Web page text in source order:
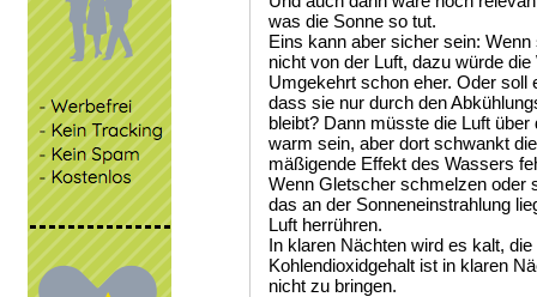
was die Sonne so tut.
Eins kann aber sicher sein:
nicht von der Luft, dazu würde
Umgekehrt schon eher. Oder
dass sie nur durch den
bleibt? Dann müsste die Luft
warm sein, aber dort schwankt
mäßigende Effekt des Wassers
Wenn Gletscher schmelzen oder
das an der Sonneneinstrahlung
Luft herrühren.
In klaren Nächten wird es kalt,
Kohlendioxidgehalt ist in klaren
nicht zu bringen.